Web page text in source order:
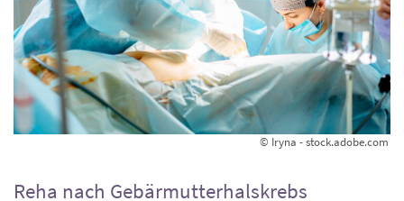
© Iryna - stock.adobe.com
Reha nach Gebärmutterhalskrebs